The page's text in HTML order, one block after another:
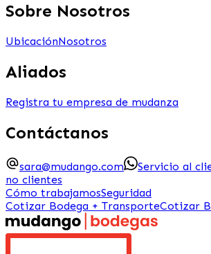
Sobre Nosotros
UbicaciónNosotros
Aliados
Registra tu empresa de mudanza
Contáctanos
sara@mudango.com Servicio al
no clientes
Cómo trabajamosSeguridad
Cotizar Bodega + TransporteCotizar